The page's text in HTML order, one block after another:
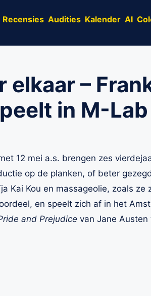
Recensies Audities Kalender AI
elkaar –
in M-Lab
12 mei a.s. brengen zes
op de planken, of beter
Kai Kou en massageolie, zoals ze
en speelt zich af in het
and Prejudice van Jane Austen